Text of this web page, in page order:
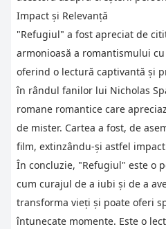
Impact și Relevanță
"Refugiul" a fost apreciat de
armonioasă a romantismului
oferind o lectură captivantă și
în rândul fanilor lui Nicholas
romane romantice care
de mister. Cartea a fost, de
film, extinzându-și astfel
În concluzie, "Refugiul" este o
cum curajul de a iubi și de a
transforma vieți și poate oferi
întunecate momente. Este o